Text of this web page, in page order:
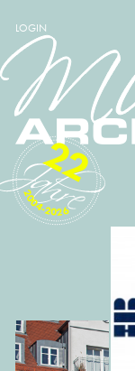
LOGIN
2004-2026
22